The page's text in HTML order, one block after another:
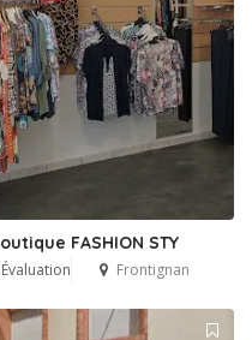
FASHION STY
Frontignan